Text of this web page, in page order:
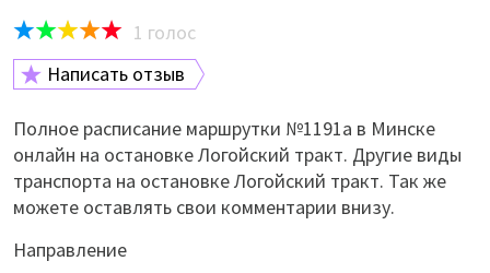
1 голос
Написать отзыв
Полное расписание маршрутки №1191а в Минске
онлайн на остановке Логойский тракт. Другие виды
транспорта на остановке Логойский тракт. Так же
можете оставлять свои комментарии внизу.
Направление